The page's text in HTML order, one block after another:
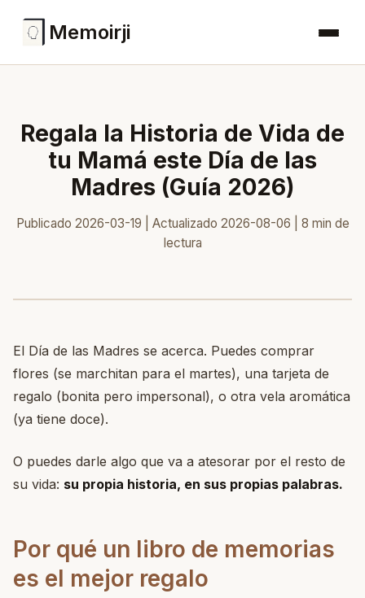
Memoirji
Regala la Historia de Vida de
tu Mamá este Día de las
Madres (Guía 2026)
Publicado 2026-03-19 | Actualizado 2026-08-06 | 8 min de
lectura
El Día de las Madres se acerca. Puedes comprar
flores (se marchitan para el martes), una tarjeta de
regalo (bonita pero impersonal), o otra vela aromática
(ya tiene doce).
O puedes darle algo que va a atesorar por el resto de
su vida: su propia historia, en sus propias palabras.
Por qué un libro de memorias
es el mejor regalo